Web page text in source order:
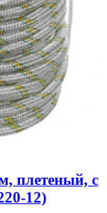
плетеный, с
12)